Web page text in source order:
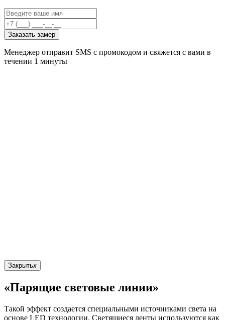
Заказать замер
Менеджер отправит SMS с промокодом и свяжется с вами в
течении 1 минуты
Закрытьx
«Парящие световые линии»
Такой эффект создается специальными источниками света на
основе LED технологии. Светящиеся ленты используются как